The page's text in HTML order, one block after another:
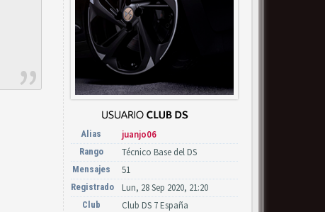
Alias juanjo06
Rango Técnico Base del DS
Mensajes 51
Registrado Lun, 28 Sep 2020, 21:20
Club Club DS 7 España